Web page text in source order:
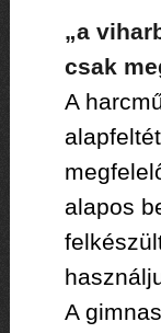
„a
csak
A
alapos
A